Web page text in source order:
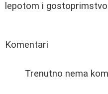
lepotom i
Komentari
Trenutno nema